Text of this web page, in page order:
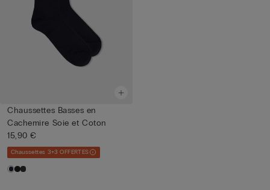
Chaussettes Basses en
Cachemire Soie et Coton
15,90 €
Chaussettes 3+3 OFFERTES